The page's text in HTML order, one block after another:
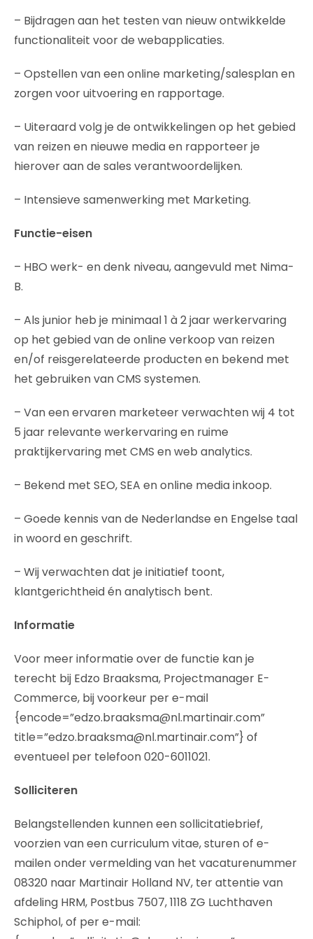
– Bijdragen aan het testen van nieuw ontwikkelde
functionaliteit voor de webapplicaties.
– Opstellen van een online marketing/salesplan en
zorgen voor uitvoering en rapportage.
– Uiteraard volg je de ontwikkelingen op het gebied
van reizen en nieuwe media en rapporteer je
hierover aan de sales verantwoordelijken.
– Intensieve samenwerking met Marketing.
Functie-eisen
– HBO werk- en denk niveau, aangevuld met Nima-
B.
– Als junior heb je minimaal 1 à 2 jaar werkervaring
op het gebied van de online verkoop van reizen
en/of reisgerelateerde producten en bekend met
het gebruiken van CMS systemen.
– Van een ervaren marketeer verwachten wij 4 tot
5 jaar relevante werkervaring en ruime
praktijkervaring met CMS en web analytics.
– Bekend met SEO, SEA en online media inkoop.
– Goede kennis van de Nederlandse en Engelse taal
in woord en geschrift.
– Wij verwachten dat je initiatief toont,
klantgerichtheid én analytisch bent.
Informatie
Voor meer informatie over de functie kan je
terecht bij Edzo Braaksma, Projectmanager E-
Commerce, bij voorkeur per e-mail
{encode=”edzo.braaksma@nl.martinair.com”
title=”edzo.braaksma@nl.martinair.com”} of
eventueel per telefoon 020-6011021.
Solliciteren
Belangstellenden kunnen een sollicitatiebrief,
voorzien van een curriculum vitae, sturen of e-
mailen onder vermelding van het vacaturenummer
08320 naar Martinair Holland NV, ter attentie van
afdeling HRM, Postbus 7507, 1118 ZG Luchthaven
Schiphol, of per e-mail: